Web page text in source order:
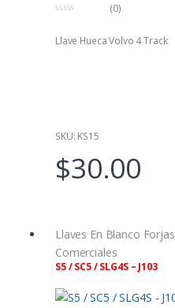
u
(0)
Llave Hueca Volvo 4 Track
SKU: KS15
$30.00
Llaves En Blanco Forjas
Comerciales
S5 / SC5 / SLG4S – J103